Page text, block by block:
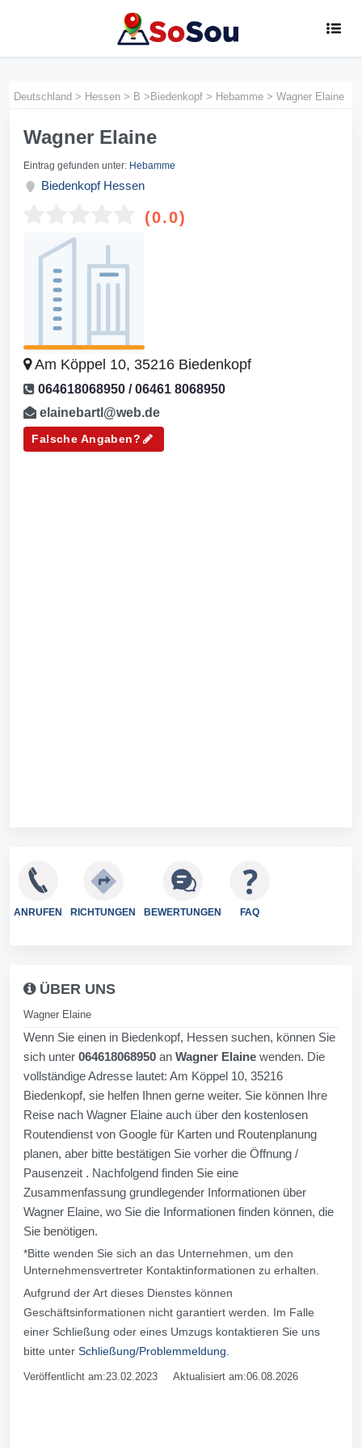
Deutschland > Hessen > B > Biedenkopf > Hebamme > Wagner Elaine
Wagner Elaine
Eintrag gefunden unter: Hebamme
Biedenkopf Hessen
(0.0)
Am Köppel 10, 35216 Biedenkopf
064618068950 / 06461 8068950
elainebartl@web.de
Falsche Angaben?
ANRUFEN RICHTUNGEN BEWERTUNGEN FAQ
ÜBER UNS
Wagner Elaine
Wenn Sie einen in Biedenkopf, Hessen suchen, können Sie
sich unter 064618068950 an Wagner Elaine wenden. Die
vollständige Adresse lautet: Am Köppel 10, 35216
Biedenkopf, sie helfen Ihnen gerne weiter. Sie können Ihre
Reise nach Wagner Elaine auch über den kostenlosen
Routendienst von Google für Karten und Routenplanung
planen, aber bitte bestätigen Sie vorher die Öffnung /
Pausenzeit . Nachfolgend finden Sie eine
Zusammenfassung grundlegender Informationen über
Wagner Elaine, wo Sie die Informationen finden können, die
Sie benötigen.
*Bitte wenden Sie sich an das Unternehmen, um den
Unternehmensvertreter Kontaktinformationen zu erhalten.
Aufgrund der Art dieses Dienstes können
Geschäftsinformationen nicht garantiert werden. Im Falle
einer Schließung oder eines Umzugs kontaktieren Sie uns
bitte unter Schließung/Problemmeldung
Veröffentlicht am:23.02.2023 Aktualisiert am:06.08.2026